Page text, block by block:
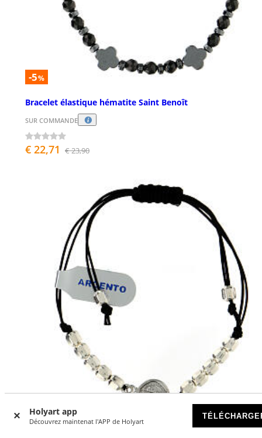
Holyart app
Découvrez maintenat l'APP de Holyart
-5%
Bracelet élastique hématite Saint Benoît
SUR COMMANDE
€ 22,71 € 23,90